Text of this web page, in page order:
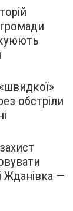
обстріли
Жданівка —